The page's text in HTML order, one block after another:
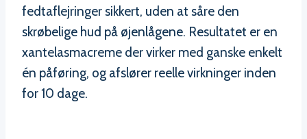
fedtaflejringer sikkert, uden at såre den
skrøbelige hud på øjenlågene. Resultatet er en
xantelasmacreme der virker med ganske enkelt
én påføring, og afslører reelle virkninger inden
for 10 dage.